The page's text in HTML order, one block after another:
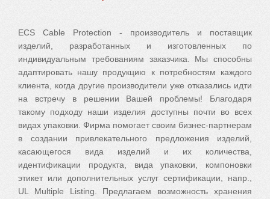
производимых изделий.
брошюра
коммуникативность и быстрота действий. Все эти
свойства соответствуют нашему главному принципу!
Прочитайте больше...
ECS Cable Protection - производитель и поставщик
изделий, разработанных и изготовленных по
индивидуальным требованиям заказчика. Мы способны
адаптировать нашу продукцию к потребностям каждого
клиента, когда другие производители уже отказались идти
на встречу в решении Вашей проблемы! Благодаря
такому подходу наши изделия доступны почти во всех
видах упаковки. Фирма помогает своим бизнес-партнерам
в создании привлекательного предложения изделий,
касающегося вида изделий и их количества,
идентификации продукта, вида упаковки, компоновки
этикет или дополнительных услуг сертификации, напр.,
UL Multiple Listing. Предлагаем возможность хранения